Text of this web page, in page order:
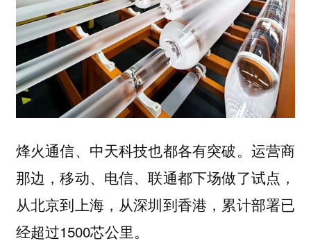
烽火通信、中天科技也都各有突破。运营商
那边，移动、电信、联通都下场做了试点，
从北京到上海，从深圳到香港，累计部署已
经超过1500芯公里。